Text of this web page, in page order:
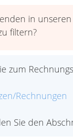
in
filtern?
zum
Rechnungen
Sie den